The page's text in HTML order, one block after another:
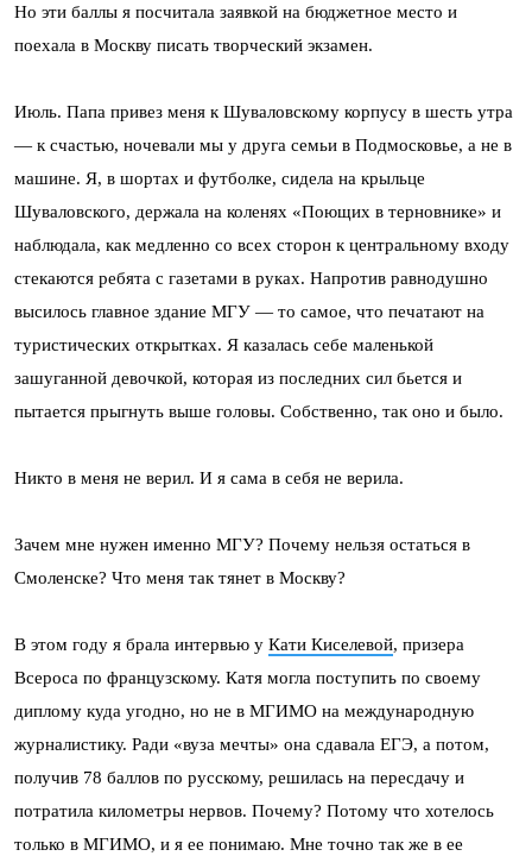
Но эти баллы я посчитала заявкой на бюджетное место и
поехала в Москву писать творческий экзамен.
Июль. Папа привез меня к Шуваловскому корпусу в шесть утра
— к счастью, ночевали мы у друга семьи в Подмосковье, а не в
машине. Я, в шортах и футболке, сидела на крыльце
Шуваловского, держала на коленях «Поющих в терновнике» и
наблюдала, как медленно со всех сторон к центральному входу
стекаются ребята с газетами в руках. Напротив равнодушно
высилось главное здание МГУ — то самое, что печатают на
туристических открытках. Я казалась себе маленькой
зашуганной девочкой, которая из последних сил бьется и
пытается прыгнуть выше головы. Собственно, так оно и было.
Никто в меня не верил. И я сама в себя не верила.
Зачем мне нужен именно МГУ? Почему нельзя остаться в
Смоленске? Что меня так тянет в Москву?
В этом году я брала интервью у Кати Киселевой, призера
Всероса по французскому. Катя могла поступить по своему
диплому куда угодно, но не в МГИМО на международную
журналистику. Ради «вуза мечты» она сдавала ЕГЭ, а потом,
получив 78 баллов по русскому, решилась на пересдачу и
потратила километры нервов. Почему? Потому что хотелось
только в МГИМО, и я ее понимаю. Мне точно так же в ее